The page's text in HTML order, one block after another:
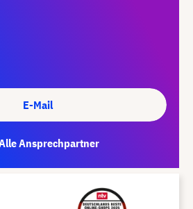
E-Mail
Ansprechpartner